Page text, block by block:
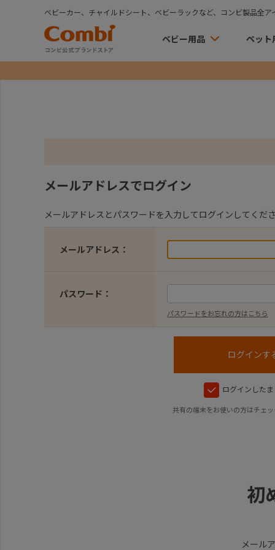
ベビーカー、チャイルドシート、ベビーラックなど、コンビ製品全ア
ベビー用品 ペット
メールアドレスでログイン
メールアドレスとパスワードを入力してログインしてくださ
メールアドレス：
パスワード：
パスワードをお忘れの方はこちら
ログインした
共有の端末をお使いの方はチェ
初
メール